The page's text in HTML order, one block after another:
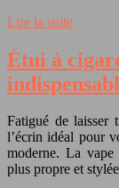
Lire la suite
Étui à
Fatigué de laisser
l’écrin idéal pour
moderne. La
plus propre et